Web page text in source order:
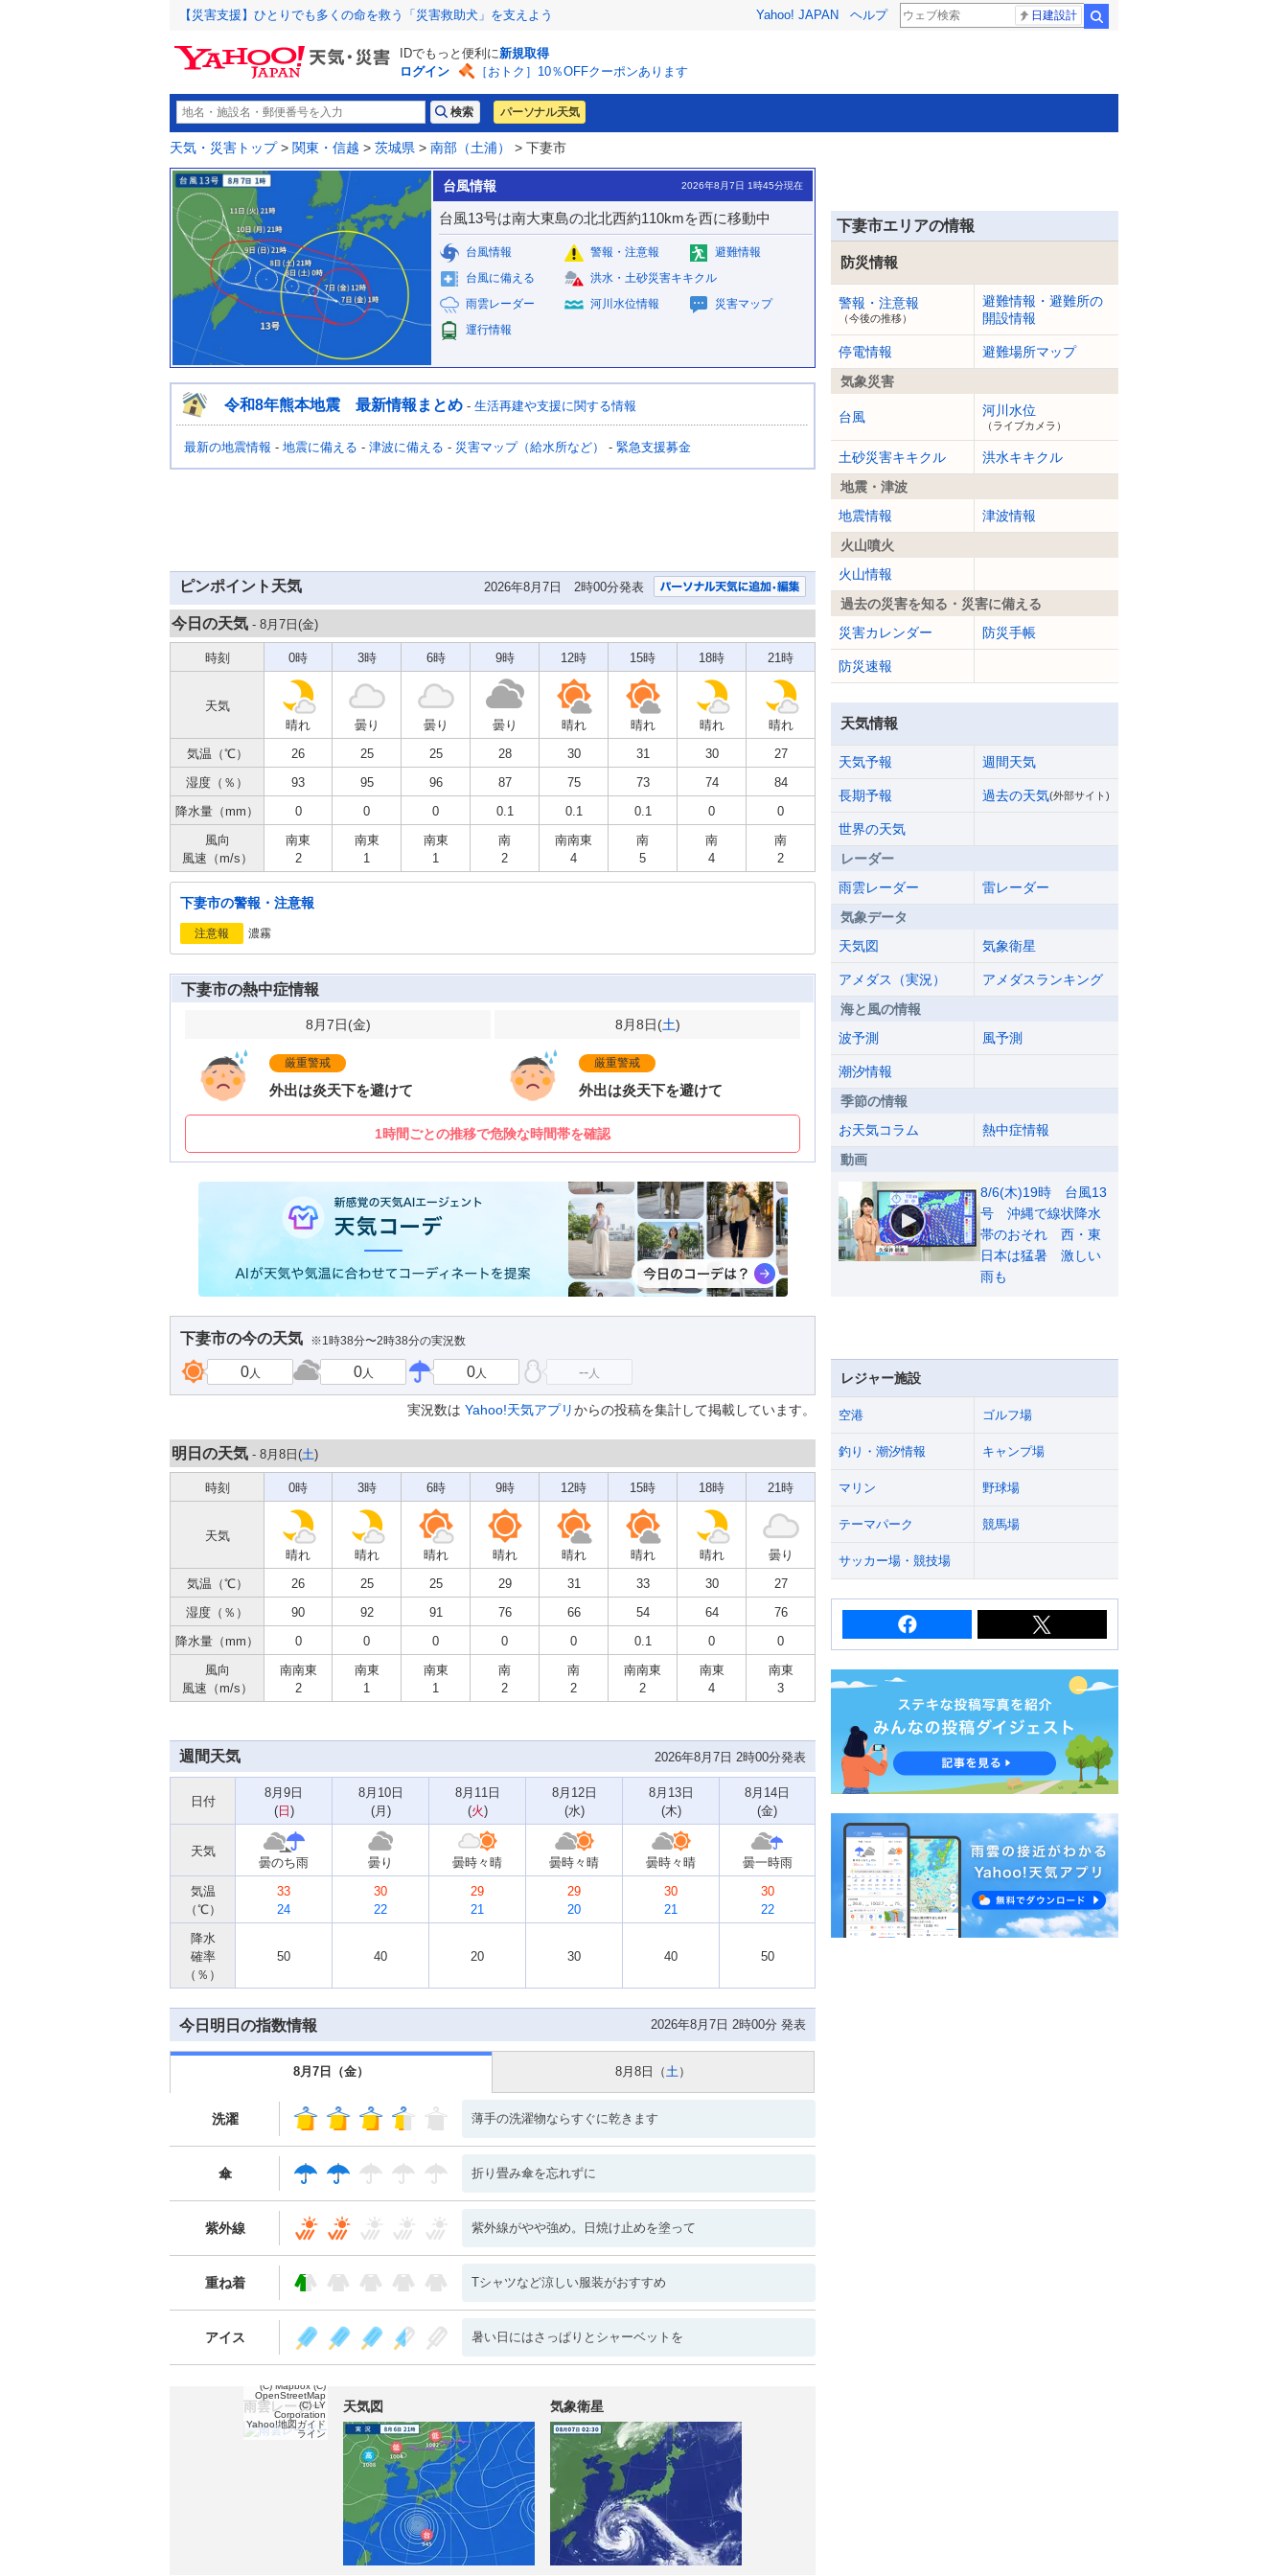
【災害支援】ひとりでも多くの命を救う「災害救助犬」を支えよう Yahoo! JAPAN ヘルプ 日建設計
IDでもっと便利に新規取得
ログイン
［おトク］10％OFFクーポンあります
パーソナル天気
天気・災害トップ> 関東・信越 > 茨城県 > 南部（土浦） > 下妻市
台風情報 2026年8月7日 1時45分現在
台風13号は南大東島の北北西約110kmを西に移動中
台風情報 警報・注意報
避難情報
台風に備える
洪水・土砂災害キキクル
雨雲レーダー
河川水位情報
災害マップ
運行情報
令和8年熊本地震 最新情報まとめ - 生活再建や支援に関する情報
最新の地震情報 - 地震に備える - 津波に備える - 災害マップ（給水所など） - 緊急支援募金
ピンポイント天気 2026年8月7日 2時00分発表
今日の天気 - 8月7日(金)
時刻 0時 3時 6時 9時 12時 15時 18時 21時
天気
晴れ
曇り 曇り 曇り 晴れ 晴れ 晴れ
晴れ
気温（℃）
26 25 25 28 30 31 30
27
湿度（％）
93 95 96 87 75 73 74
84
降水量（mm）
0 0 0 0.1 0.1 0.1 0
0
風向
風速（m/s）
南東
2
南東
1
南東
1
南
2
南南東
4
南
5
南
4
南
2
下妻市の警報・注意報
注意報 濃霧
下妻市の熱中症情報
8月7日(金)
厳重警戒
外出は炎天下を避けて
8月8日(土)
厳重警戒
外出は炎天下を避けて
1時間ごとの推移で危険な時間帯を確認
下妻市の今の天気 ※1時38分〜2時38分の実況数
0人 0人 0人 -- 人
実況数は Yahoo!天気アプリからの投稿を集計して掲載しています。
明日の天気 - 8月8日(土)
時刻 0時 3時 6時 9時 12時 15時 18時 21時
天気
晴れ
晴れ 晴れ 晴れ 晴れ 晴れ 晴れ
曇り
気温（℃）
26 25 25 29 31 33 30
27
湿度（％）
90 92 91 76 66 54 64
76
降水量（mm）
0 0 0 0 0 0.1 0
0
風向
風速（m/s）
南南東
2
南東
1
南東
1
南
2
南
2
南南東
2
南東
4
南東
3
週間天気 2026年8月7日 2時00分発表
日付
8月9日
(日 )
8月10日
(月 )
8月11日
(火)
8月12日
(水)
8月13日
(木)
8月14日
(金)
天気
曇のち雨
曇り 曇時々晴 曇時々晴 曇時々晴
曇一時雨
気温
（℃）
33
24
30
22
29
21
29
20
30
21
30
22
降水
確率
（％）
50 40 20 30 40 50
今日明日の指数情報 2026年8月7日 2時00分 発表
8月7日（金） 8月8日（土）
洗濯 薄手の洗濯物ならすぐに乾きます
傘 折り畳み傘を忘れずに
紫外線 紫外線がやや強め。日焼け止めを塗って
重ね着 Tシャツなど涼しい服装がおすすめ
アイス 暑い日にはさっぱりとシャーベットを
雨雲レーダー
(C) Mapbox (C)
OpenStreetMap
(C) LY
Corporation
Yahoo!地図ガイド
ライン
天気図 気象衛星
下妻市エリアの情報
防災情報
警報・注意報
（今後の推移）
避難情報・避難所の
開設情報
停電情報
避難場所マップ
気象災害
台風 河川水位
（ライブカメラ）
土砂災害キキクル
洪水キキクル
地震・津波
地震情報
津波情報
火山噴火
火山情報
過去の災害を知る・災害に備える
災害カレンダー
防災手帳
防災速報
天気情報
天気予報 週間天気
長期予報 過去の天気(外部サイト)
世界の天気
レーダー
雨雲レーダー
雷レーダー
気象データ
天気図
気象衛星
アメダス（実況）
アメダスランキング
海と風の情報
波予測
風予測
潮汐情報
季節の情報
お天気コラム
熱中症情報
動画
8/6(木)19時 台風13
号 沖縄で線状降水
帯のおそれ 西・東
日本は猛暑 激しい
雨も
レジャー施設
空港 ゴルフ場
釣り・潮汐情報 キャンプ場
マリン 野球場
テーマパーク 競馬場
サッカー場・競技場